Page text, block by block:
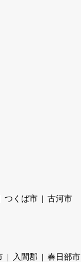
つくば市 古河市
入間郡 春日部市